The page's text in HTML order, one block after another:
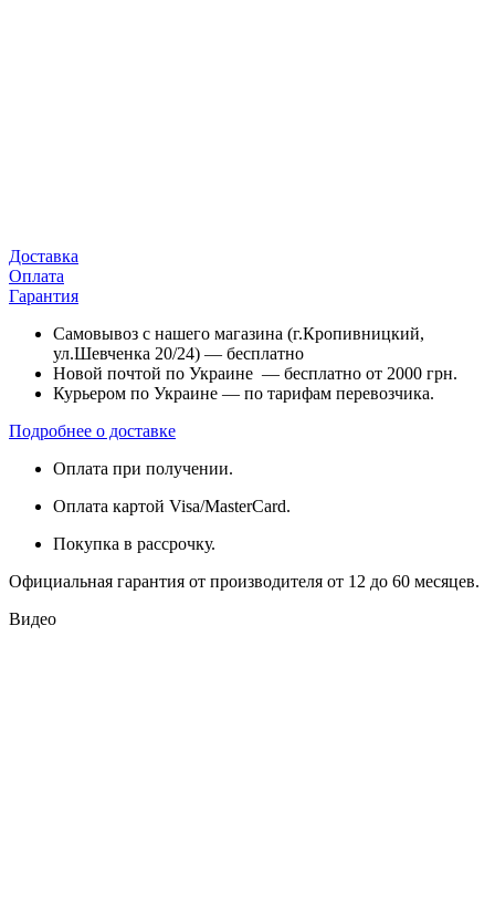
Доставка
Оплата
Гарантия
Самовывоз с нашего магазина (г.Кропивницкий,
ул.Шевченка 20/24) — бесплатно
Новой почтой по Украине — бесплатно от 2000 грн.
Курьером по Украине — по тарифам перевозчика.
Подробнее о доставке
Оплата при получении.
Оплата картой Visa/MasterCard.
Покупка в рассрочку.
Официальная гарантия от производителя от 12 до 60 месяцев.
Видео